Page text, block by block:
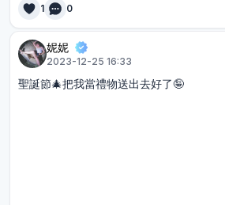
1 0
妮妮
2023-12-25 16:33
聖誕節🎄把我當禮物送出去好了🤪